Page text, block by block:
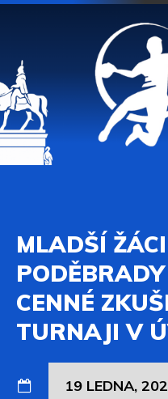
MLADŠÍ
CENNÉ
TURNAJI V
19 LEDNA,